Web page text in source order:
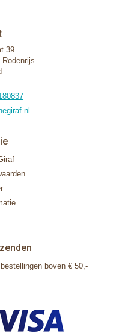
39
boven € 50,-